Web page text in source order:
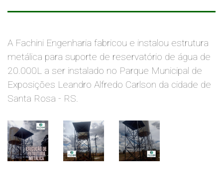
A Fachini Engenharia fabricou e instalou estrutura
metálica para suporte de reservatório de água de
20.000L a ser instalado no Parque Municipal de
Exposições Leandro Alfredo Carlson da cidade de
Santa Rosa - RS.